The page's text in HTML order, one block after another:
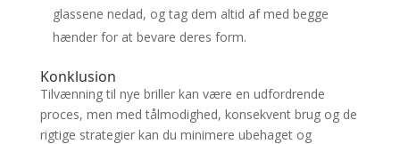
glassene nedad, og tag dem altid af med begge
hænder for at bevare deres form.
Konklusion
Tilvænning til nye briller kan være en udfordrende
proces, men med tålmodighed, konsekvent brug og de
rigtige strategier kan du minimere ubehaget og